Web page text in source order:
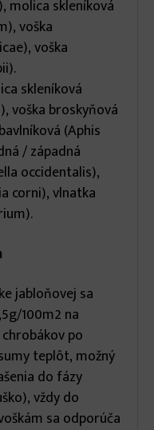
molica skleníková
voška
voška
skleníková
voška broskyňová
(Aphis
/ západná
occidentalis),
corni), vlnatka
jabloňovej sa
100m2 na
po
teplôt, možný
do fázy
vždy do
sa odporúča